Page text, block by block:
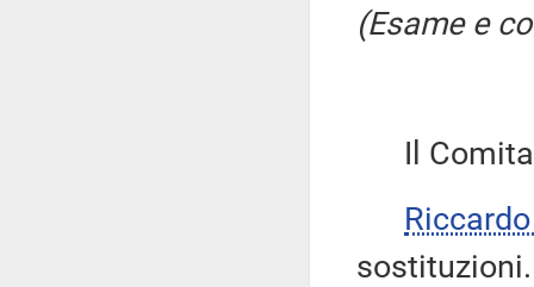
(Esame e
Il
sostituzioni.